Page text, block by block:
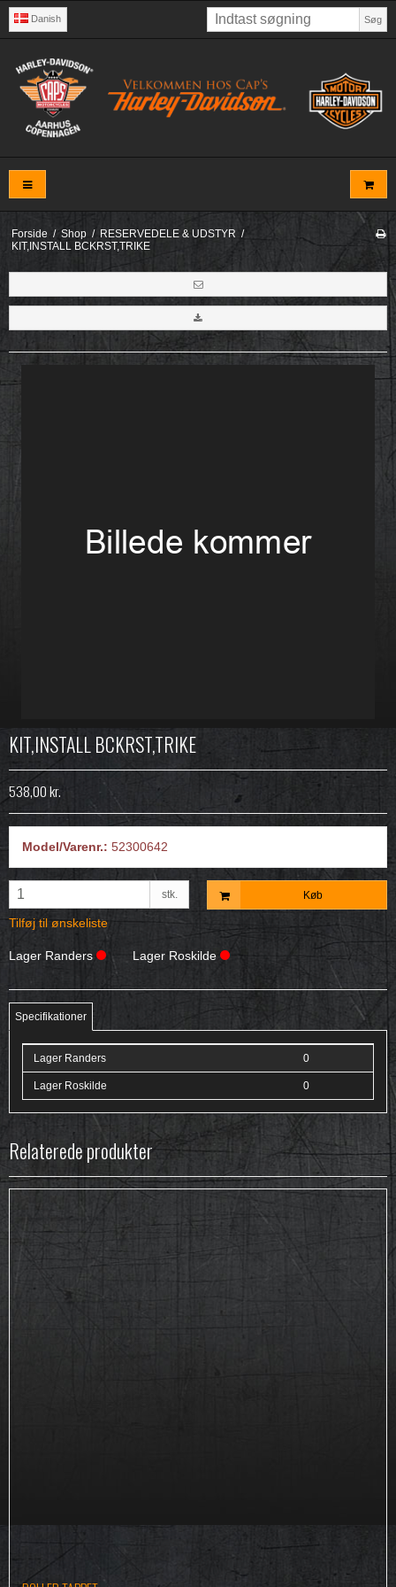
Danish Søg
Forside / Shop / RESERVEDELE & UDSTYR /
KIT,INSTALL BCKRST,TRIKE
KIT,INSTALL BCKRST,TRIKE
538,00 kr.
Model/Varenr.: 52300642
stk. Køb
Tilføj til ønskeliste
Lager Randers Lager Roskilde
Specifikationer
Lager Randers 0
Lager Roskilde 0
Relaterede produkter